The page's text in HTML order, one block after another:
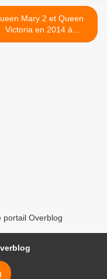
Mary 2 et Queen
Victoria en 2014 à
Cherbourg >
portail Overblog